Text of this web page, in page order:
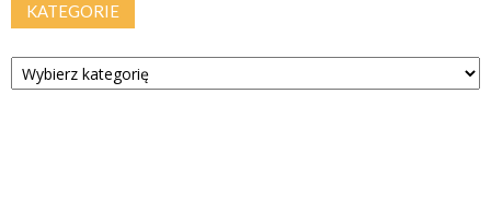
KATEGORIE
Kategorie